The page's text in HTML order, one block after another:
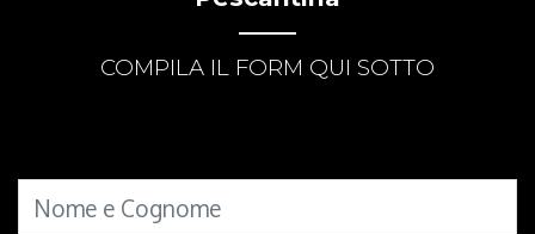
COMPILA IL FORM QUI SOTTO